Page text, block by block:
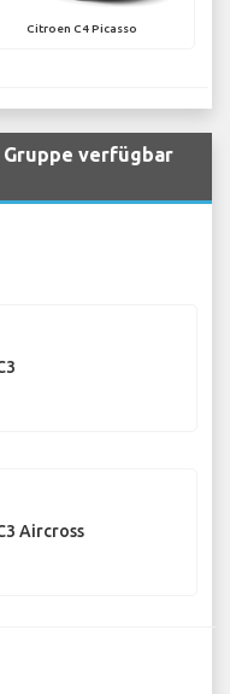
Citroen C4 Picasso
Gruppe verfügbar
Aircross